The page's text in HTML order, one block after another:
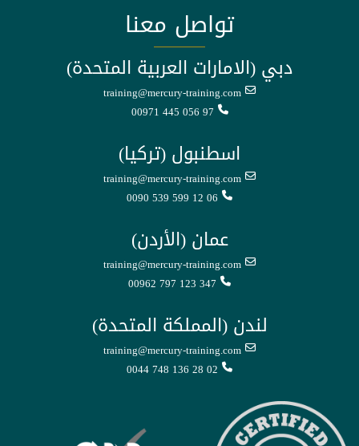
تواصل معنا
دبي (الامارات العربية المتحدة)
training@mercury-training.com
00971 445 056 97
اسطنبول (تركيا)
training@mercury-training.com
0090 539 599 12 06
عمان (الأردن)
training@mercury-training.com
00962 797 123 347
لندن (المملكة المتحدة)
training@mercury-training.com
0044 748 136 28 02